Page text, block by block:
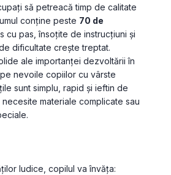
să petreacă timp de calitate
conține peste 70 de
cu pas, însoțite de instrucțiuni și
dificultate crește treptat.
ale importanței dezvoltării în
nevoile copiilor cu vârste
sunt simplu, rapid și ieftin de
materiale complicate sau
ludice, copilul va învăța: